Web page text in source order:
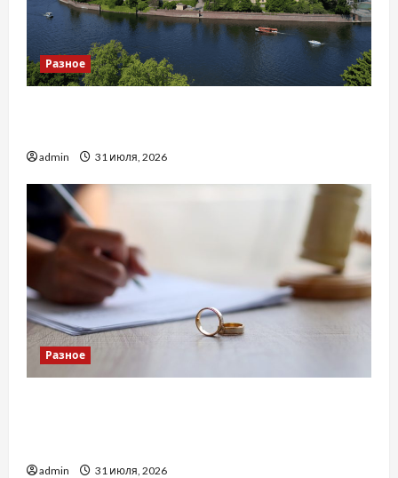
Разное
admin 31 июля, 2026
Разное
admin 31 июля, 2026